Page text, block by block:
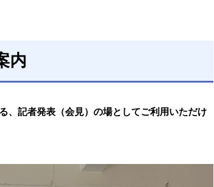
内
、記者発表（会見）の場としてご利用いただけ